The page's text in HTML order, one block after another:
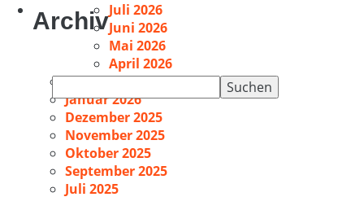
Suchen
nach:
ArchivJuli 2026
Juni 2026
Mai 2026
April 2026
Februar 2026
Januar 2026
Dezember 2025
November 2025
Oktober 2025
September 2025
Juli 2025